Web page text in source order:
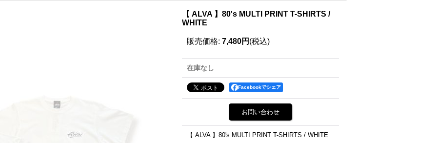
【 ALVA 】80's MULTI PRINT T-SHIRTS /
WHITE
販売価格: 7,480円 (税込)
在庫なし
Facebookでシェア
お問い合わせ
【 ALVA 】80's MULTI PRINT T-SHIRTS / WHITE